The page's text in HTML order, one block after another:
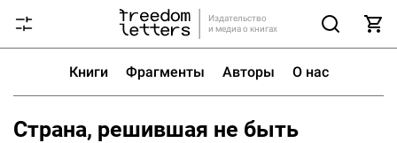
Издательство
и медиа о книгах
Книги Фрагменты Авторы О нас
Страна, решившая не быть